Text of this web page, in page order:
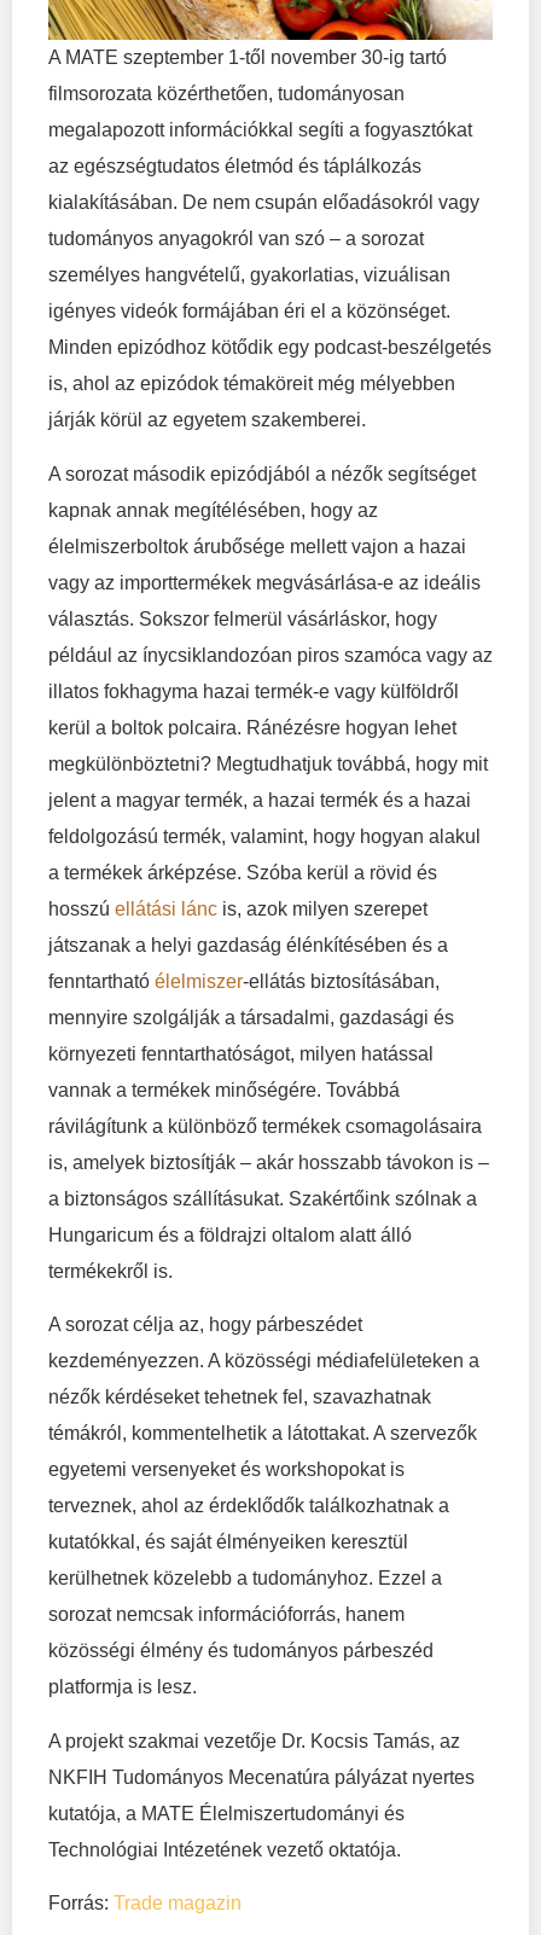
A MATE szeptember 1-től november 30-ig tartó
filmsorozata közérthetően, tudományosan
megalapozott információkkal segíti a fogyasztókat
az egészségtudatos életmód és táplálkozás
kialakításában. De nem csupán előadásokról vagy
tudományos anyagokról van szó – a sorozat
személyes hangvételű, gyakorlatias, vizuálisan
igényes videók formájában éri el a közönséget.
Minden epizódhoz kötődik egy podcast-beszélgetés
is, ahol az epizódok témaköreit még mélyebben
járják körül az egyetem szakemberei.
A sorozat második epizódjából a nézők segítséget
kapnak annak megítélésében, hogy az
élelmiszerboltok árubősége mellett vajon a hazai
vagy az importtermékek megvásárlása-e az ideális
választás. Sokszor felmerül vásárláskor, hogy
például az ínycsiklandozóan piros szamóca vagy az
illatos fokhagyma hazai termék-e vagy külföldről
kerül a boltok polcaira. Ránézésre hogyan lehet
megkülönböztetni? Megtudhatjuk továbbá, hogy mit
jelent a magyar termék, a hazai termék és a hazai
feldolgozású termék, valamint, hogy hogyan alakul
a termékek árképzése. Szóba kerül a rövid és
hosszú ellátási lánc is, azok milyen szerepet
játszanak a helyi gazdaság élénkítésében és a
fenntartható élelmiszer-ellátás biztosításában,
mennyire szolgálják a társadalmi, gazdasági és
környezeti fenntarthatóságot, milyen hatással
vannak a termékek minőségére. Továbbá
rávilágítunk a különböző termékek csomagolásaira
is, amelyek biztosítják – akár hosszabb távokon is –
a biztonságos szállításukat. Szakértőink szólnak a
Hungaricum és a földrajzi oltalom alatt álló
termékekről is.
A sorozat célja az, hogy párbeszédet
kezdeményezzen. A közösségi médiafelületeken a
nézők kérdéseket tehetnek fel, szavazhatnak
témákról, kommentelhetik a látottakat. A szervezők
egyetemi versenyeket és workshopokat is
terveznek, ahol az érdeklődők találkozhatnak a
kutatókkal, és saját élményeiken keresztül
kerülhetnek közelebb a tudományhoz. Ezzel a
sorozat nemcsak információforrás, hanem
közösségi élmény és tudományos párbeszéd
platformja is lesz.
A projekt szakmai vezetője Dr. Kocsis Tamás, az
NKFIH Tudományos Mecenatúra pályázat nyertes
kutatója, a MATE Élelmiszertudományi és
Technológiai Intézetének vezető oktatója.
Forrás: Trade magazin